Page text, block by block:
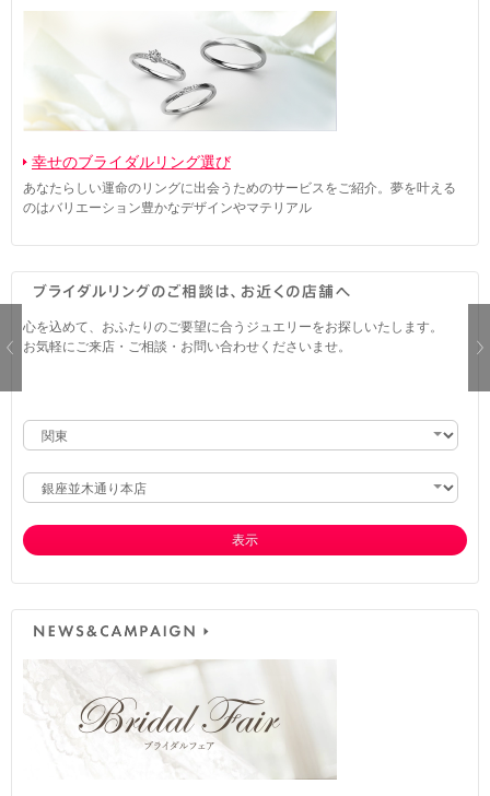
幸せのブライダルリング選び
あなたらしい運命のリングに出会うためのサービスをご紹介。夢を叶える
のはバリエーション豊かなデザインやマテリアル
心を込めて、おふたりのご要望に合うジュエリーをお探しいたします。
お気軽にご来店・ご相談・お問い合わせくださいませ。
表示